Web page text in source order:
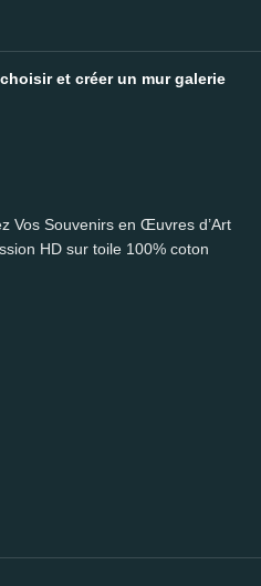
et créer un mur galerie
Vos Souvenirs en Œuvres d’Art
HD sur toile 100% coton